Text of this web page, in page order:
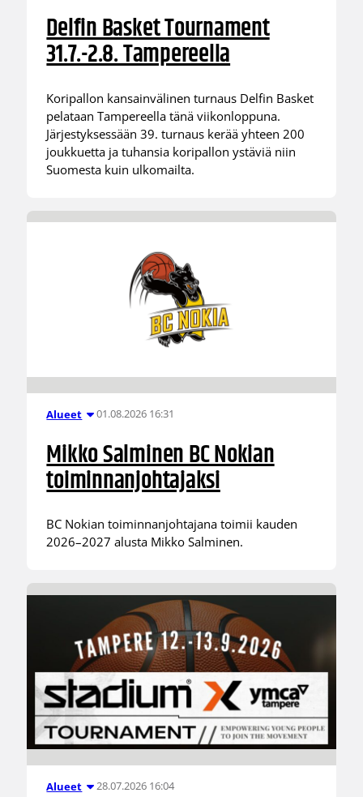
Delfin Basket Tournament
31.7.-2.8. Tampereella
Koripallon kansainvälinen turnaus Delfin Basket
pelataan Tampereella tänä viikonloppuna.
Järjestyksessään 39. turnaus kerää yhteen 200
joukkuetta ja tuhansia koripallon ystäviä niin
Suomesta kuin ulkomailta.
Alueet 01.08.2026 16:31
Mikko Salminen BC Nokian
toiminnanjohtajaksi
BC Nokian toiminnanjohtajana toimii kauden
2026–2027 alusta Mikko Salminen.
Alueet 28.07.2026 16:04